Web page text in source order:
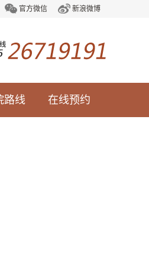
官方微信 新浪微博
路线 在线预约